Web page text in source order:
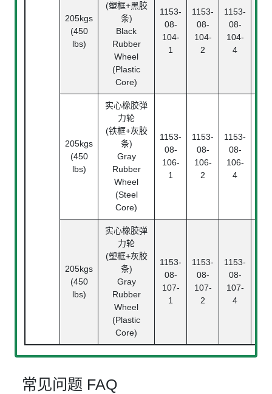
205kgs
(450
lbs)
(塑框+黑胶
条)
Black
Rubber
Wheel
(Plastic
Core)
1153-
08-
104-
1
1153-
08-
104-
2
1153-
08-
104-
4
205kgs
(450
lbs)
实心橡胶弹
力轮
(铁框+灰胶
条)
Gray
Rubber
Wheel
(Steel
Core)
1153-
08-
106-
1
1153-
08-
106-
2
1153-
08-
106-
4
205kgs
(450
lbs)
实心橡胶弹
力轮
(塑框+灰胶
条)
Gray
Rubber
Wheel
(Plastic
Core)
1153-
08-
107-
1
1153-
08-
107-
2
1153-
08-
107-
4
常见问题 FAQ